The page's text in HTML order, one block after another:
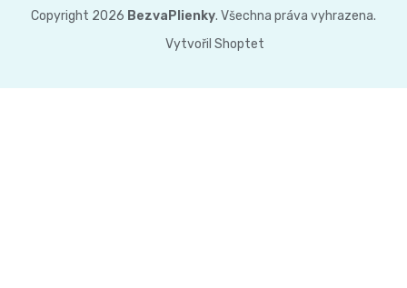
Vytvořil Shoptet
Copyright 2026 BezvaPlienky. Všechna práva vyhrazena.